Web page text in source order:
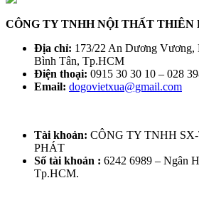
CÔNG TY TNHH NỘI THẤT THIÊN
Địa chỉ: 173/22 An Dương Vương,
Bình Tân, Tp.HCM
Điện thoại: 0915 30 30 10 – 028
Email: dogovietxua@gmail.com
Tài khoản: CÔNG TY TNHH
PHÁT
Số tài khoản : 6242 6989 – Ngân
Tp.HCM.